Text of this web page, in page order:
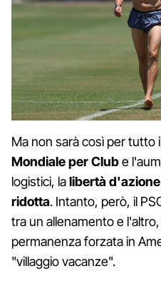
Ma non sarà così per tutto
Mondiale per Clube
logistici, lalibertà
ridotta. Intanto, però, il
tra un allenamento e
permanenza forzata in
"villaggio vacanze".